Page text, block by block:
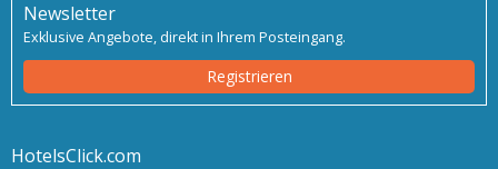
Newsletter
Exklusive Angebote, direkt in Ihrem Posteingang.
Registrieren
HotelsClick.com